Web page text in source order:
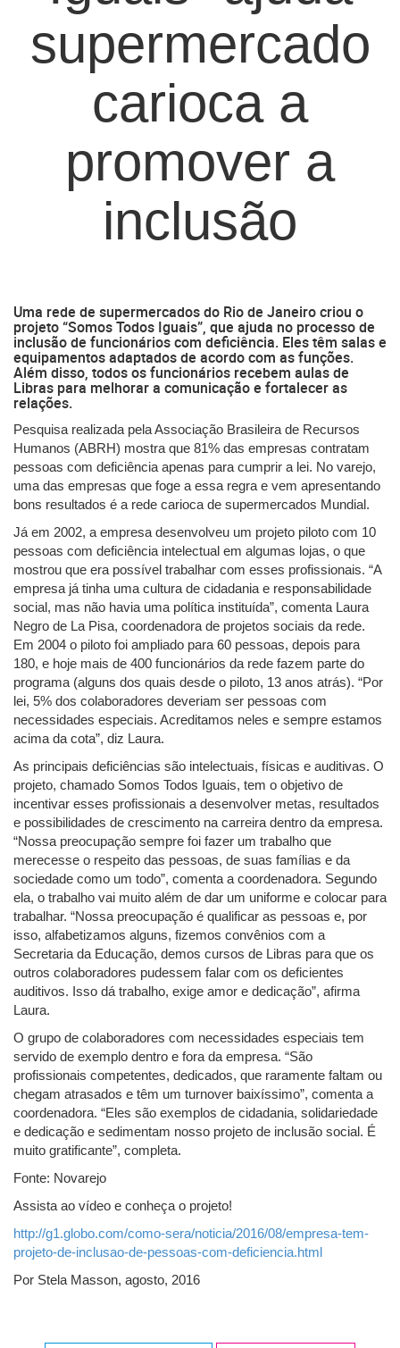
supermercado
carioca a
promover a
inclusão
Uma rede de supermercados do Rio de Janeiro criou o
projeto “Somos Todos Iguais”, que ajuda no processo de
inclusão de funcionários com deficiência. Eles têm salas e
equipamentos adaptados de acordo com as funções.
Além disso, todos os funcionários recebem aulas de
Libras para melhorar a comunicação e fortalecer as
relações.
Pesquisa realizada pela Associação Brasileira de Recursos
Humanos (ABRH) mostra que 81% das empresas contratam
pessoas com deficiência apenas para cumprir a lei. No varejo,
uma das empresas que foge a essa regra e vem apresentando
bons resultados é a rede carioca de supermercados Mundial.
Já em 2002, a empresa desenvolveu um projeto piloto com 10
pessoas com deficiência intelectual em algumas lojas, o que
mostrou que era possível trabalhar com esses profissionais. “A
empresa já tinha uma cultura de cidadania e responsabilidade
social, mas não havia uma política instituída”, comenta Laura
Negro de La Pisa, coordenadora de projetos sociais da rede.
Em 2004 o piloto foi ampliado para 60 pessoas, depois para
180, e hoje mais de 400 funcionários da rede fazem parte do
programa (alguns dos quais desde o piloto, 13 anos atrás). “Por
lei, 5% dos colaboradores deveriam ser pessoas com
necessidades especiais. Acreditamos neles e sempre estamos
acima da cota”, diz Laura.
As principais deficiências são intelectuais, físicas e auditivas. O
projeto, chamado Somos Todos Iguais, tem o objetivo de
incentivar esses profissionais a desenvolver metas, resultados
e possibilidades de crescimento na carreira dentro da empresa.
“Nossa preocupação sempre foi fazer um trabalho que
merecesse o respeito das pessoas, de suas famílias e da
sociedade como um todo”, comenta a coordenadora. Segundo
ela, o trabalho vai muito além de dar um uniforme e colocar para
trabalhar. “Nossa preocupação é qualificar as pessoas e, por
isso, alfabetizamos alguns, fizemos convênios com a
Secretaria da Educação, demos cursos de Libras para que os
outros colaboradores pudessem falar com os deficientes
auditivos. Isso dá trabalho, exige amor e dedicação”, afirma
Laura.
O grupo de colaboradores com necessidades especiais tem
servido de exemplo dentro e fora da empresa. “São
profissionais competentes, dedicados, que raramente faltam ou
chegam atrasados e têm um turnover baixíssimo”, comenta a
coordenadora. “Eles são exemplos de cidadania, solidariedade
e dedicação e sedimentam nosso projeto de inclusão social. É
muito gratificante”, completa.
Fonte: Novarejo
Assista ao vídeo e conheça o projeto!
http://g1.globo.com/como-sera/noticia/2016/08/empresa-tem-
projeto-de-inclusao-de-pessoas-com-deficiencia.html
Por Stela Masson, agosto, 2016